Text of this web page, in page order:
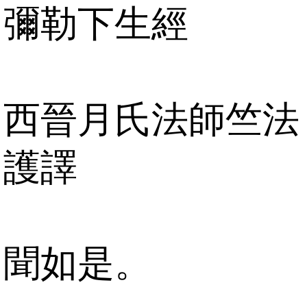
彌勒下生經
西晉月氏法師竺法
護譯
聞如是。